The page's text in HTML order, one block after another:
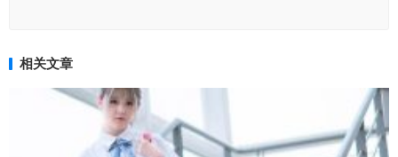
相关文章